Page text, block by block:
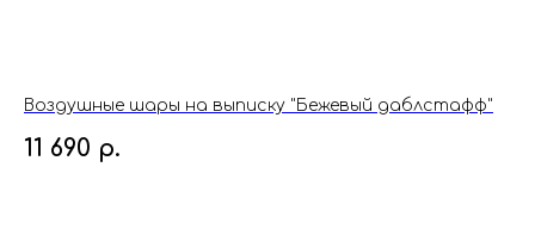
Воздушные шары на выписку "Бежевый даблстафф"
11 690 р.